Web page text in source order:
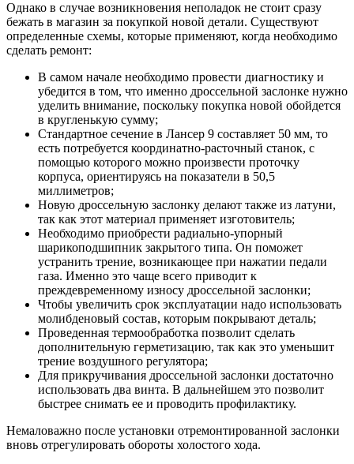
Однако в случае возникновения неполадок не стоит сразу
бежать в магазин за покупкой новой детали. Существуют
определенные схемы, которые применяют, когда необходимо
сделать ремонт:
В самом начале необходимо провести диагностику и
убедится в том, что именно дроссельной заслонке нужно
уделить внимание, поскольку покупка новой обойдется
в кругленькую сумму;
Стандартное сечение в Лансер 9 составляет 50 мм, то
есть потребуется координатно-расточный станок, с
помощью которого можно произвести проточку
корпуса, ориентируясь на показатели в 50,5
миллиметров;
Новую дроссельную заслонку делают также из латуни,
так как этот материал применяет изготовитель;
Необходимо приобрести радиально-упорный
шарикоподшипник закрытого типа. Он поможет
устранить трение, возникающее при нажатии педали
газа. Именно это чаще всего приводит к
преждевременному износу дроссельной заслонки;
Чтобы увеличить срок эксплуатации надо использовать
молибденовый состав, которым покрывают деталь;
Проведенная термообработка позволит сделать
дополнительную герметизацию, так как это уменьшит
трение воздушного регулятора;
Для прикручивания дроссельной заслонки достаточно
использовать два винта. В дальнейшем это позволит
быстрее снимать ее и проводить профилактику.
Немаловажно после установки отремонтированной заслонки
вновь отрегулировать обороты холостого хода.